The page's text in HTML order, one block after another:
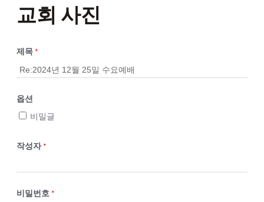
교회 사진
제목 *
옵션
비밀글
작성자 *
비밀번호 *